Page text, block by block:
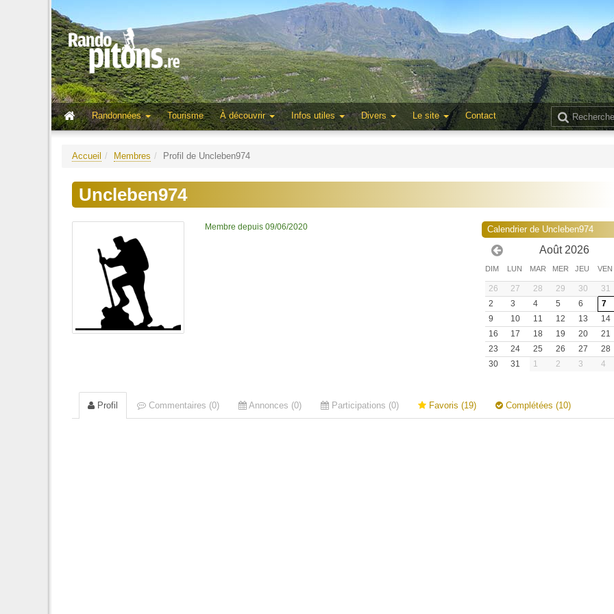
Randonnées
Tourisme À découvrir Infos utiles Divers Le site Contact
Accueil Membres Profil de Uncleben974
Uncleben974
Membre depuis 09/06/2020 Calendrier de Uncleben974
Août 2026
DIM LUN MAR MER JEU VEN
26 27 28 29 30 31
2
3 4 5 6 7
9
10 11 12 13 14
16
17 18 19 20 21
23
24 25 26 27 28
30
31 1 2 3 4
Profil Commentaires (0) Annonces (0) Participations (0) Favoris (19) Complétées (10)